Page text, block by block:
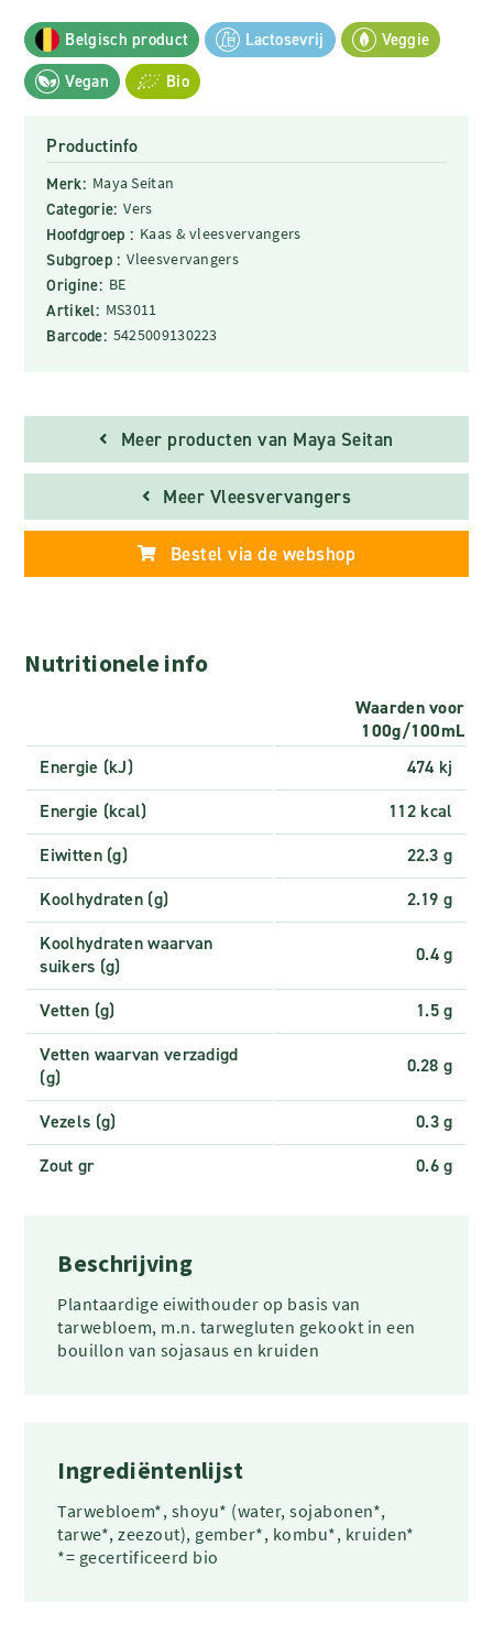
Belgisch product Lactosevrij
Veggie
Vegan
Bio
Productinfo
Merk: Maya Seitan
Categorie: Vers
Hoofdgroep : Kaas & vleesvervangers
Subgroep : Vleesvervangers
Origine: BE
Artikel: MS3011
Barcode: 5425009130223
Meer producten van Maya Seitan
Meer Vleesvervangers
Bestel via de webshop
Nutritionele info
Waarden voor
100g/100mL
Energie (kJ)
474 kj
Energie (kcal)
112 kcal
Eiwitten (g)
22.3 g
Koolhydraten (g)
2.19 g
Koolhydraten waarvan
suikers (g)
0.4 g
Vetten (g)
1.5 g
Vetten waarvan verzadigd
(g)
0.28 g
Vezels (g)
0.3 g
Zout gr
0.6 g
Beschrijving
Plantaardige eiwithouder op basis van
tarwebloem, m.n. tarwegluten gekookt in een
bouillon van sojasaus en kruiden
Ingrediëntenlijst
Tarwebloem*, shoyu* (water, sojabonen*,
tarwe*, zeezout), gember*, kombu*, kruiden*
*= gecertificeerd bio